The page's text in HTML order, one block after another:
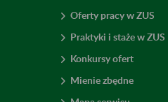
Oferty pracy w ZUS
Praktyki i staże w ZUS
Konkursy ofert
Mienie zbędne